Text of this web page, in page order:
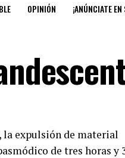
OPINIÓN ¡ANÚNCIATE
la expulsión de material
de tres horas y